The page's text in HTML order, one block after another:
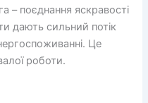
– поєднання яскравості
дають сильний потік
Це
роботи.